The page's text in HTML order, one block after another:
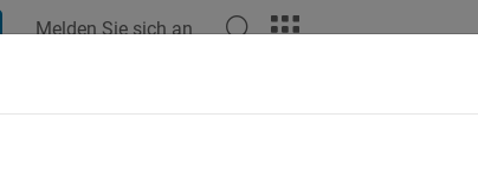
Melden Sie sich an